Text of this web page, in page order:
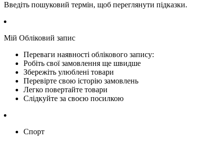
Введіть пошуковий термін, щоб переглянути підказки.
Мій Обліковий запис
Переваги наявності облікового запису:
Робіть свої замовлення ще швидше
Збережіть улюблені товари
Перевірте свою історію замовлень
Легко повертайте товари
Слідкуйте за своєю посилкою
Спорт